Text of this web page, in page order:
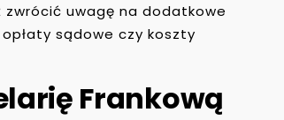
zwrócić uwagę na dodatkowe
sądowe czy koszty
Frankową